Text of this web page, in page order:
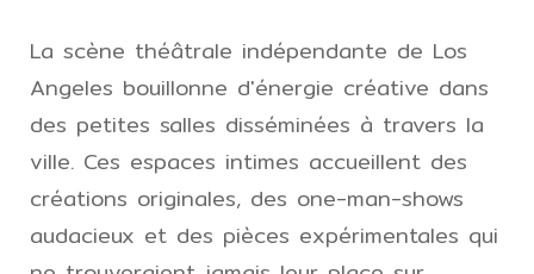
La scène théâtrale indépendante de Los
Angeles bouillonne d'énergie créative dans
des petites salles disséminées à travers la
ville. Ces espaces intimes accueillent des
créations originales, des one-man-shows
audacieux et des pièces expérimentales qui